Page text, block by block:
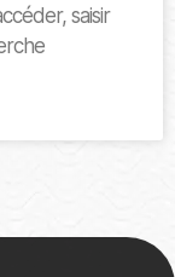
saisir